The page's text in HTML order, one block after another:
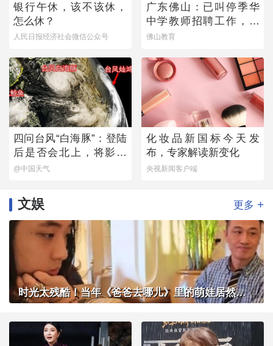
银行午休，该不该休，
怎么休？
人民日报经济社会微信公众号
广东佛山：已叫停季华
中学教师招聘工作，开
展全面核查
佛山教育
四问台风“白海豚”：登陆
后是否会北上，将影响
哪些地方？
@中国天气
化妆品新国标今天发
布，专家解读新变化
央视新闻客户端
文娱 更多 +
时光太残酷！当年《爸爸去哪儿》里的萌娃居然长成了这样？